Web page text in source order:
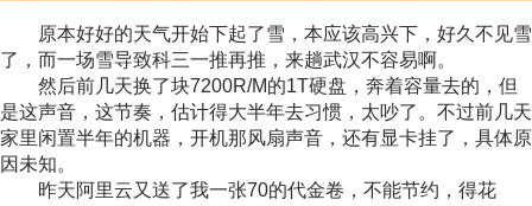
原本好好的天气开始下起了雪，本应该高兴下，好久不见雪
了，而一场雪导致科三一推再推，来趟武汉不容易啊。
然后前几天换了块7200R/M的1T硬盘，奔着容量去的，但
是这声音，这节奏，估计得大半年去习惯，太吵了。不过前几天
家里闲置半年的机器，开机那风扇声音，还有显卡挂了，具体原
因未知。
昨天阿里云又送了我一张70的代金卷，不能节约，得花